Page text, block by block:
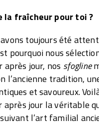
la fraîcheur pour toi ?
toujours été
pourquoi nous
après jour, nos sfogline
l’ancienne tradition,
et savoureux.
après jour la véritable
l’art familial